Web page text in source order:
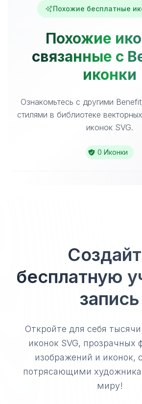
Похожие бесплатные
Похожие
связанные с
иконки
Ознакомьтесь с другими
стилями в библиотеке
иконок SVG.
0 Иконки
бесплатную
запись
Откройте для себя
иконок SVG, прозрачных
изображений и иконок,
потрясающими
миру!